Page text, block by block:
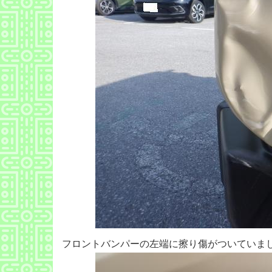
フロントバンパーの左端に擦り傷がついていま